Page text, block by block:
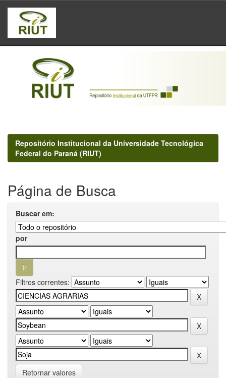
Skip
navigation
Repositório Institucional da Universidade Tecnológica
Federal do Paraná (RIUT)
Página de Busca
Buscar em:
por
Filtros correntes:
Retornar valores